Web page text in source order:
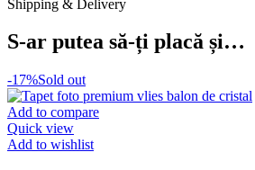
Shipping & Delivery
S-ar putea să-ți placă și…
-17%Sold out
Add to compare
Quick view
Add to wishlist